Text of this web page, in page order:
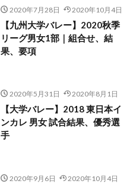
2020年7月28日 2020年10月4日
【九州大学バレー】2020秋季
リーグ男女1部｜組合せ、結
果、要項
2020年5月31日 2020年8月1日
【大学バレー】2018 東日本イ
ンカレ 男女 試合結果、優秀選
手
2020年9月6日 2020年10月4日